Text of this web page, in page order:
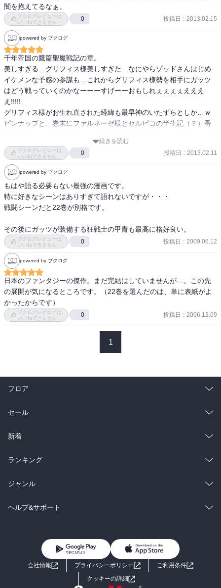
闇を抱えてるなぁ。
ブクログレビューは
いいねできません
0 投稿日 : 2013.02.15
powered by ブクログ
千年帝国の鷹篇聖魔戦記の章。
美しすぎる…グリフィス様美しすぎた…なにやらゾッドさんはじめ
イケメンな予感の参謀も…これからグリフィス様勢を相手にガッツ
はどう戦っていくのかなーーーすげーーおもしれぇぇぇぇえええ
え!!!!!
グリフィス様がお生れ直された経緯も最早神のいたずらとしか…ｗ
ピンナップと、巻末にファルネーゼ様とセルピコの半生記（？）番
続きを読む
ブクログレビューは
いいねできません
0 投稿日 : 2013.02.11
powered by ブクログ
もはや語る必要もない最強の漫画です。
特に好きなシーンはありすぎて語れないですが・・・
戦闘シーンだと22巻が別格です。
その後にガッツが装備する狂戦士の甲冑も最高に格好良い。
ブクログレビューは
いいねできません
0 投稿日 : 2009.06.12
powered by ブクログ
日本のファンタジーの傑作。まだ完結はしていませんが…。この先
の展開が気になるところです。（22巻を選んだのは、単に表紙がよ
かったからです）
ブクログレビューは
いいねできません
0 投稿日 : 2006.12.09
1
フロア
総合
ラノベ
雑誌・グラビア
BL・TL
セール
総合
ラノベ
雑誌・グラビア
BL・TL
新着
総合
ラノベ
雑誌・グラビア
ランキング
総合
ラノベ
ジャンル
コミック
ライトノベル 男子向けラノベ
小説
ヘルプ&サポート
よくあるご質問 お問い合わせ
会社情報 プライバシーポリシー
ご利用条件
クッキーの詳細